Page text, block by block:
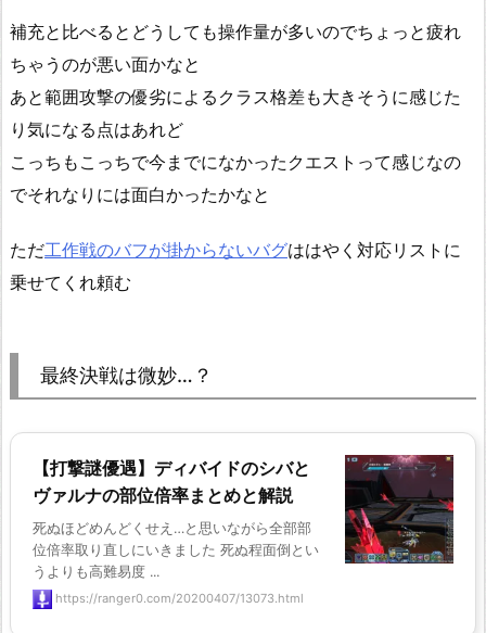
補充と比べるとどうしても操作量が多いのでちょっと疲れ
ちゃうのが悪い面かなと
あと範囲攻撃の優劣によるクラス格差も大きそうに感じた
り気になる点はあれど
こっちもこっちで今までになかったクエストって感じなの
でそれなりには面白かったかなと
ただ工作戦のバフが掛からないバグははやく対応リストに
乗せてくれ頼む
最終決戦は微妙…？
【打撃謎優遇】ディバイドのシバと
ヴァルナの部位倍率まとめと解説
死ぬほどめんどくせえ…と思いながら全部部
位倍率取り直しにいきました 死ぬ程面倒とい
うよりも高難易度 ...
https://ranger0.com/20200407/13073.html